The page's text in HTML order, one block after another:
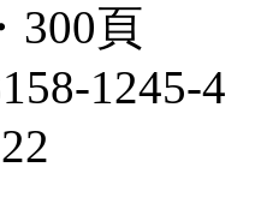
300頁
1245-4